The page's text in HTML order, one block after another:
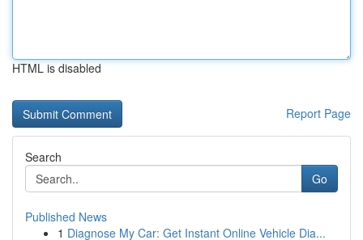
HTML is disabled
Report Page
Search
Go
Published News
1 Diagnose My Car: Get Instant Online Vehicle Dia...